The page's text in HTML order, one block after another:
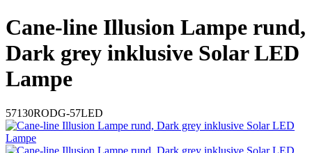
Cane-line Illusion Lampe rund,
Dark grey inklusive Solar LED
Lampe
57130RODG-57LED